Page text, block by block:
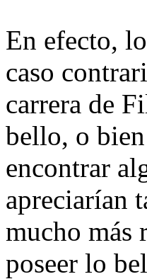
En efecto,
caso
carrera de
bello, o
encontrar
apreciarían
mucho más
poseer lo